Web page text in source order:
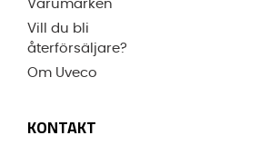
Varumärken
Vill du bli
återförsäljare?
Om Uveco
KONTAKT